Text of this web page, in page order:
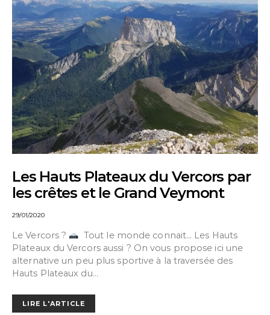
Les Hauts Plateaux du Vercors par
les crêtes et le Grand Veymont
29/01/2020
Le Vercors ?
Tout le monde connait… Les Hauts
Plateaux du Vercors aussi ? On vous propose ici une
alternative un peu plus sportive à la traversée des
Hauts Plateaux du…
LIRE L'ARTICLE